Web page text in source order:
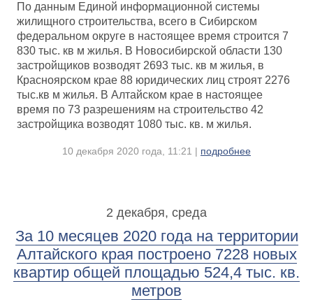
По данным Единой информационной системы
жилищного строительства, всего в Сибирском
федеральном округе в настоящее время строится 7
830 тыс. кв м жилья. В Новосибирской области 130
застройщиков возводят 2693 тыс. кв м жилья, в
Красноярском крае 88 юридических лиц строят 2276
тыс.кв м жилья. В Алтайском крае в настоящее
время по 73 разрешениям на строительство 42
застройщика возводят 1080 тыс. кв. м жилья.
10 декабря 2020 года, 11:21 | подробнее
2 декабря, среда
За 10 месяцев 2020 года на территории
Алтайского края построено 7228 новых
квартир общей площадью 524,4 тыс. кв.
метров